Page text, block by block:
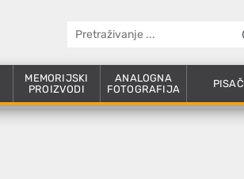
MEMORIJSKI
PROIZVODI
ANALOGNA
FOTOGRAFIJA